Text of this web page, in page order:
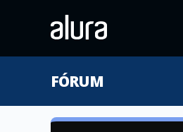
FÓRUM